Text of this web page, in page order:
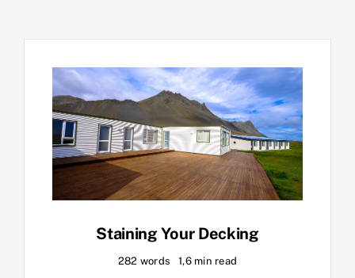
Staining Your Decking
282 words 1,6 min read